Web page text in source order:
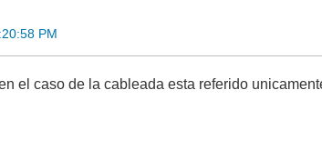
PM
el caso de la cableada esta referido